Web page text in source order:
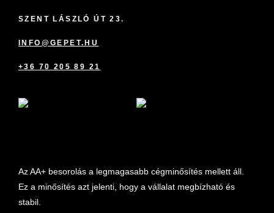
SZENT LÁSZLÓ ÚT 23.
INFO@GEPET.HU
+36 70 205 89 21
Az AA+ besorolás a legmagasabb cégminősítés mellett áll.
Ez a minősítés azt jelenti, hogy a vállalat megbízható és
stabil.